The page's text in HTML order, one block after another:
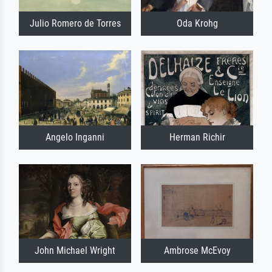
Julio Romero de Torres Oda Krohg
Angelo Inganni Herman Richir
John Michael Wright Ambrose McEvoy